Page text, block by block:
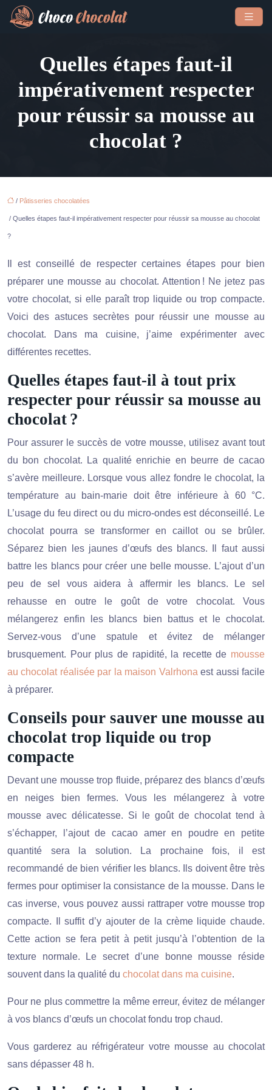
Quelles étapes faut-il
impérativement respecter
pour réussir sa mousse au
chocolat ?
/ Pâtisseries chocolatées
/ Quelles étapes faut-il impérativement respecter pour réussir sa mousse au chocolat
?
Il est conseillé de respecter certaines étapes pour bien
préparer une mousse au chocolat. Attention ! Ne jetez pas
votre chocolat, si elle paraît trop liquide ou trop compacte.
Voici des astuces secrètes pour réussir une mousse au
chocolat. Dans ma cuisine, j’aime expérimenter avec
différentes recettes.
Quelles étapes faut-il à tout prix
respecter pour réussir sa mousse au
chocolat ?
Pour assurer le succès de votre mousse, utilisez avant tout
du bon chocolat. La qualité enrichie en beurre de cacao
s’avère meilleure. Lorsque vous allez fondre le chocolat, la
température au bain-marie doit être inférieure à 60 °C.
L’usage du feu direct ou du micro-ondes est déconseillé. Le
chocolat pourra se transformer en caillot ou se brûler.
Séparez bien les jaunes d’œufs des blancs. Il faut aussi
battre les blancs pour créer une belle mousse. L’ajout d’un
peu de sel vous aidera à affermir les blancs. Le sel
rehausse en outre le goût de votre chocolat. Vous
mélangerez enfin les blancs bien battus et le chocolat.
Servez-vous d’une spatule et évitez de mélanger
brusquement. Pour plus de rapidité, la recette de mousse
au chocolat réalisée par la maison Valrhona est aussi facile
à préparer.
Conseils pour sauver une mousse au
chocolat trop liquide ou trop
compacte
Devant une mousse trop fluide, préparez des blancs d’œufs
en neiges bien fermes. Vous les mélangerez à votre
mousse avec délicatesse. Si le goût de chocolat tend à
s’échapper, l’ajout de cacao amer en poudre en petite
quantité sera la solution. La prochaine fois, il est
recommandé de bien vérifier les blancs. Ils doivent être très
fermes pour optimiser la consistance de la mousse. Dans le
cas inverse, vous pouvez aussi rattraper votre mousse trop
compacte. Il suffit d’y ajouter de la crème liquide chaude.
Cette action se fera petit à petit jusqu’à l’obtention de la
texture normale. Le secret d’une bonne mousse réside
souvent dans la qualité du chocolat dans ma cuisine.
Pour ne plus commettre la même erreur, évitez de mélanger
à vos blancs d’œufs un chocolat fondu trop chaud.
Vous garderez au réfrigérateur votre mousse au chocolat
sans dépasser 48 h.